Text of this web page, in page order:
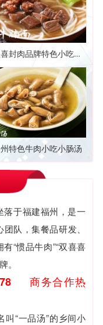
泉州双喜封肉品牌特色小吃牛滑牛腩面
特色牛肉小吃小肠汤
落于福建福州，是一
队，集餐品研发、
“惯品牛肉”“双喜喜
。
商务合作热
叫“一品汤”的乡间小